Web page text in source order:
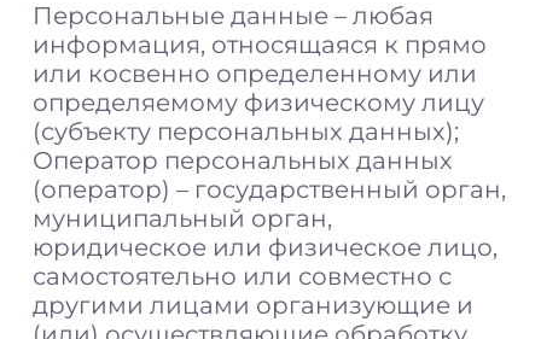
Персональные данные – любая
информация, относящаяся к прямо
или косвенно определенному или
определяемому физическому лицу
(субъекту персональных данных);
Оператор персональных данных
(оператор) – государственный орган,
муниципальный орган,
юридическое или физическое лицо,
самостоятельно или совместно с
другими лицами организующие и